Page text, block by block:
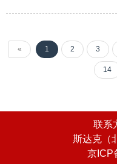
« 1 2 3
14
联系
斯达克（
京ICP